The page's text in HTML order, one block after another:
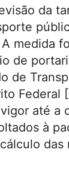
da
medida
de
de
Federal
até a
à
das